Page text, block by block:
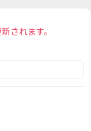
されます。